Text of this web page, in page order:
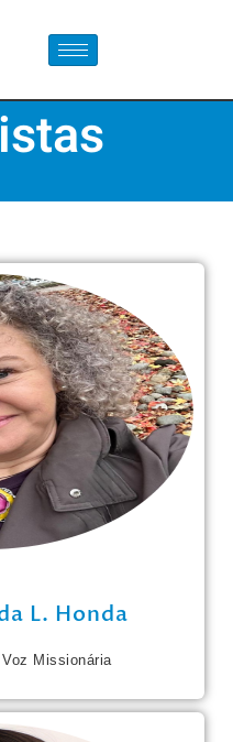
L. Honda
Missionária